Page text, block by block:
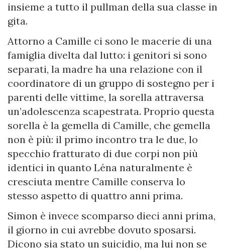
insieme a tutto il pullman della sua classe in
gita.
Attorno a Camille ci sono le macerie di una
famiglia divelta dal lutto: i genitori si sono
separati, la madre ha una relazione con il
coordinatore di un gruppo di sostegno per i
parenti delle vittime, la sorella attraversa
un’adolescenza scapestrata. Proprio questa
sorella è la gemella di Camille, che gemella
non è più: il primo incontro tra le due, lo
specchio fratturato di due corpi non più
identici in quanto Léna naturalmente è
cresciuta mentre Camille conserva lo
stesso aspetto di quattro anni prima.
Simon è invece scomparso dieci anni prima,
il giorno in cui avrebbe dovuto sposarsi.
Dicono sia stato un suicidio, ma lui non se